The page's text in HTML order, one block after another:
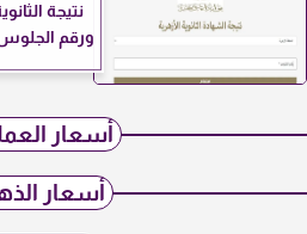
ورقم الجلوس
أسعار
أسعار